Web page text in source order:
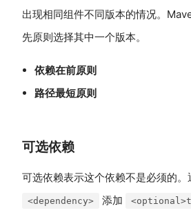
出现相同组件不同版本的情况。
先原则选择其中一个版本。
依赖在前原则
路径最短原则
可选依赖
可选依赖表示这个依赖不是必须的。
<dependency> 添加